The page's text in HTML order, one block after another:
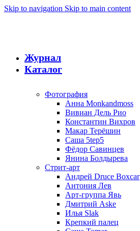
Skip to navigation Skip to main content
Журнал
Каталог
Фотография
Анна Monkandmoss
Вивиан Дель Рио
Константин Вихров
Макар Терёшин
Саша 5tep5
Фёдор Савинцев
Янина Болдырева
Стрит-арт
Андрей Druce Boxcar
Антония Лев
Арт-группа Явь
Дмитрий Aske
Илья Slak
Крепкий палец